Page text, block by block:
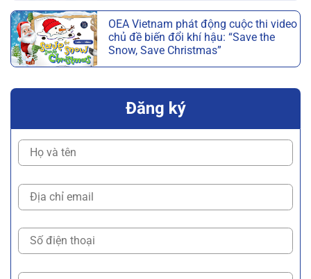
OEA Vietnam phát động cuộc thi video
chủ đề biến đổi khí hậu: “Save the
Snow, Save Christmas”
Đăng ký